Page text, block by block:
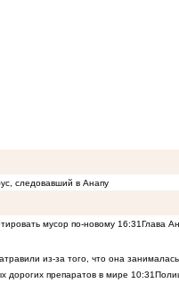
следовавший в Анапу
мусор по-новому 16:31Глава
из-за того, что она
дорогих препаратов в мире 10:31